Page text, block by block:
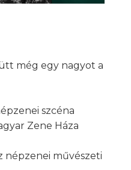
még egy nagyot a
szcéna
Zene Háza
népzenei művészeti